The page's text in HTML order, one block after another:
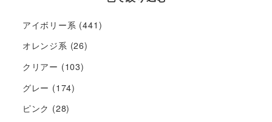
アイボリー系 (441)
オレンジ系 (26)
クリアー (103)
グレー (174)
ピンク (28)